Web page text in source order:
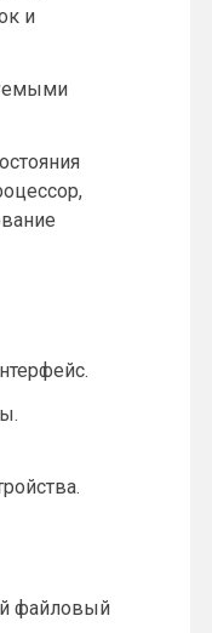
и
файловый